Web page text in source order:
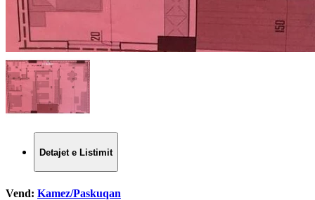
Detajet e Listimit
Vend: Kamez/Paskuqan